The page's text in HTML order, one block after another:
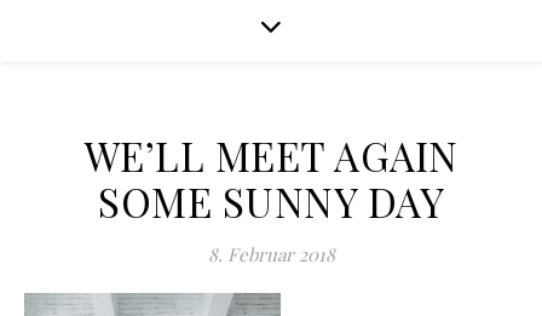
WE’LL MEET AGAIN
SOME SUNNY DAY
8. Februar 2018